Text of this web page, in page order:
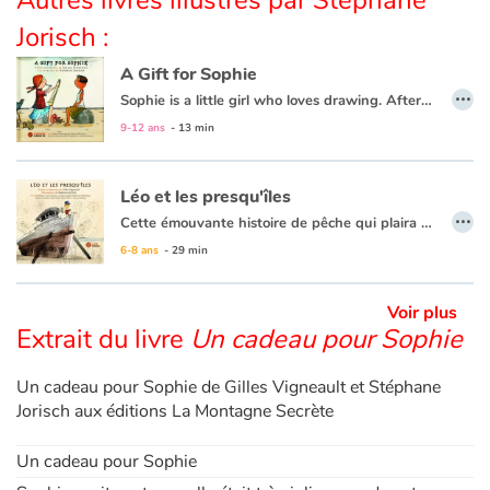
Apprendre les langues
Dyslexie, troubles de la lecture
Nos listes de lecture
Les plus lus
Coups de coeur
Jorisch :
A Gift for Sophie
Sophie is a little girl who loves drawing. After the death of her uncle Tom, she loses a precious present offered by her friend Emilio.
9-12 ans - 13 min
…
Léo et les presqu'îles
Cette émouvante histoire de pêche qui plaira aux petits comme aux grands raconte le fabuleux voyage de Léo dans le monde des cinq presqu’îles. Léo est le fils d’un pêcheur disparu en mer et c’est maintenant à son tour de devenir le capitaine d’un grand bateau. Pour ce faire, il a besoin d’un navire, d’une voile, d’un filet et d’une ancre ! En chemin, il se fait de nouveaux amis qui vont lui offrir leur aide. Magnifiquement illustrés, les personnages hauts en couleur sont aussi présentés dans les chansons de matelots qui accompagnent le livre. Ho hisse ! Un conte universel sur la solidarité et l’importance des liens familiaux.
6-8 ans - 29 min
…
Voir plus
Extrait du livre Un cadeau pour Sophie
Un cadeau pour Sophie de Gilles Vigneault et Stéphane
Jorisch aux éditions La Montagne Secrète
Un cadeau pour Sophie